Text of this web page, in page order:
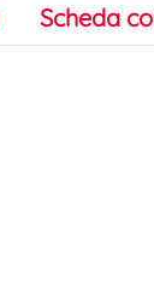
Scheda